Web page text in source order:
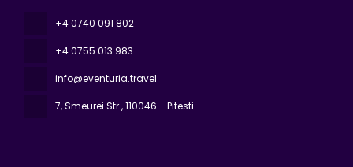
+4 0740 091 802
+4 0755 013 983
info@eventuria.travel
7, Smeurei Str., 110046 - Pitesti